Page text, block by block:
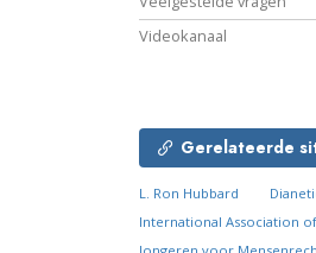
Videokanaal
Gerelateerde
L. Ron Hubbard
International Association